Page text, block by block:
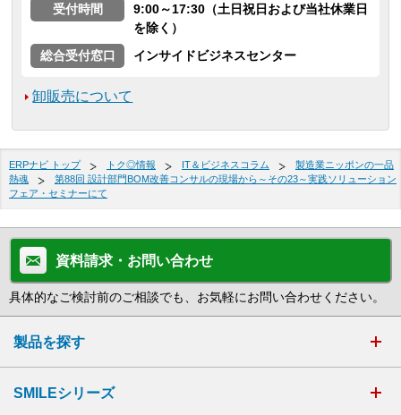
受付時間
9:00～17:30（土日祝日および当社休業日
を除く）
総合受付窓口
インサイドビジネスセンター
卸販売について
ERPナビ トップ トク◎情報 IT＆ビジネスコラム
製造業ニッポンの一品
熱魂
第88回 設計部門BOM改善コンサルの現場から～その23～実践ソリューション
フェア・セミナーにて
資料請求・お問い合わせ
具体的なご検討前のご相談でも、お気軽にお問い合わせください。
製品を探す
SMILEシリーズ